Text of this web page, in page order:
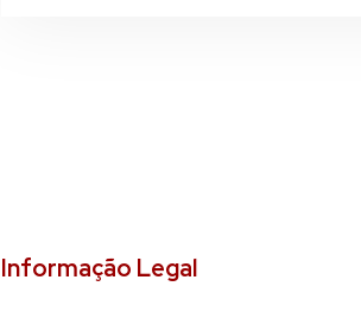
Informação Legal